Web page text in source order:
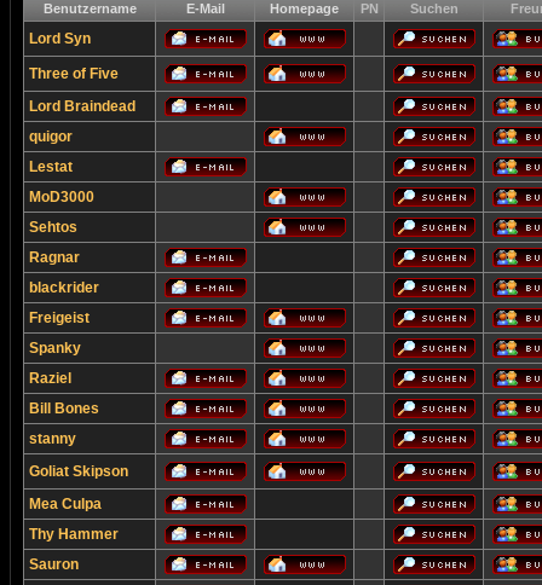
Benutzername E-Mail Homepage PN Suchen
Lord Syn
Three of Five
Lord Braindead
quigor
Lestat
MoD3000
Sehtos
Ragnar
blackrider
Freigeist
Spanky
Raziel
Bill Bones
stanny
Goliat Skipson
Mea Culpa
Thy Hammer
Sauron